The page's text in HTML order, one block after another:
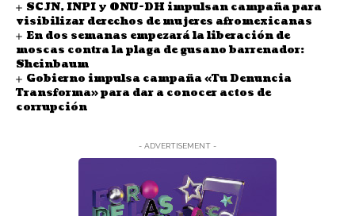
SCJN, INPI y ONU-DH impulsan campaña para
visibilizar derechos de mujeres afromexicanas
En dos semanas empezará la liberación de
moscas contra la plaga de gusano barrenador:
Sheinbaum
Gobierno impulsa campaña «Tu Denuncia
Transforma» para dar a conocer actos de
corrupción
- ADVERTISEMENT -